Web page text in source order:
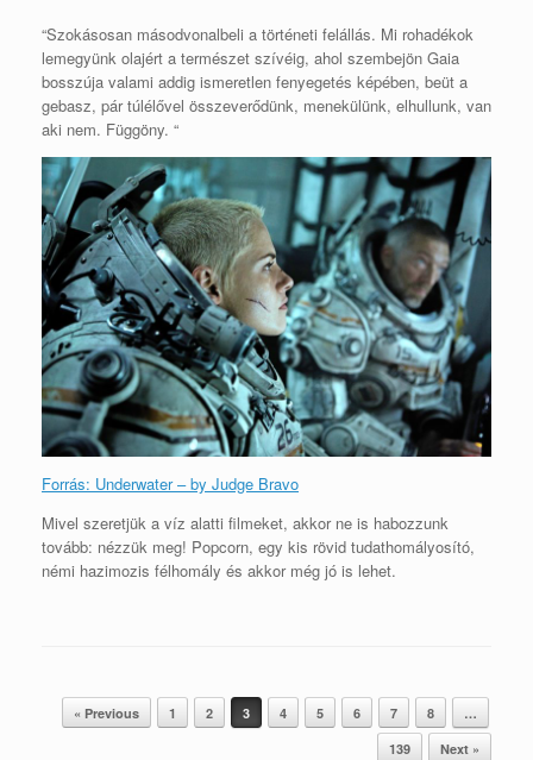
“Szokásosan másodvonalbeli a történeti felállás. Mi rohadékok
lemegyünk olajért a természet szívéig, ahol szembejön Gaia
bosszúja valami addig ismeretlen fenyegetés képében, beüt a
gebasz, pár túlélővel összeverődünk, menekülünk, elhullunk, van
aki nem. Függöny. “
Forrás: Underwater – by Judge Bravo
Mivel szeretjük a víz alatti filmeket, akkor ne is habozzunk
tovább: nézzük meg! Popcorn, egy kis rövid tudathomályosító,
némi hazimozis félhomály és akkor még jó is lehet.
Post navigation
« Previous 1 2 3 4 5 6 7 8
…
139
Next »